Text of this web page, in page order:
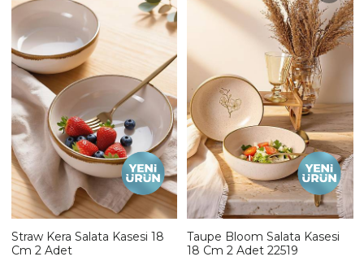
Straw Kera Salata Kasesi 18
Cm 2 Adet
Taupe Bloom Salata Kasesi
18 Cm 2 Adet 22519